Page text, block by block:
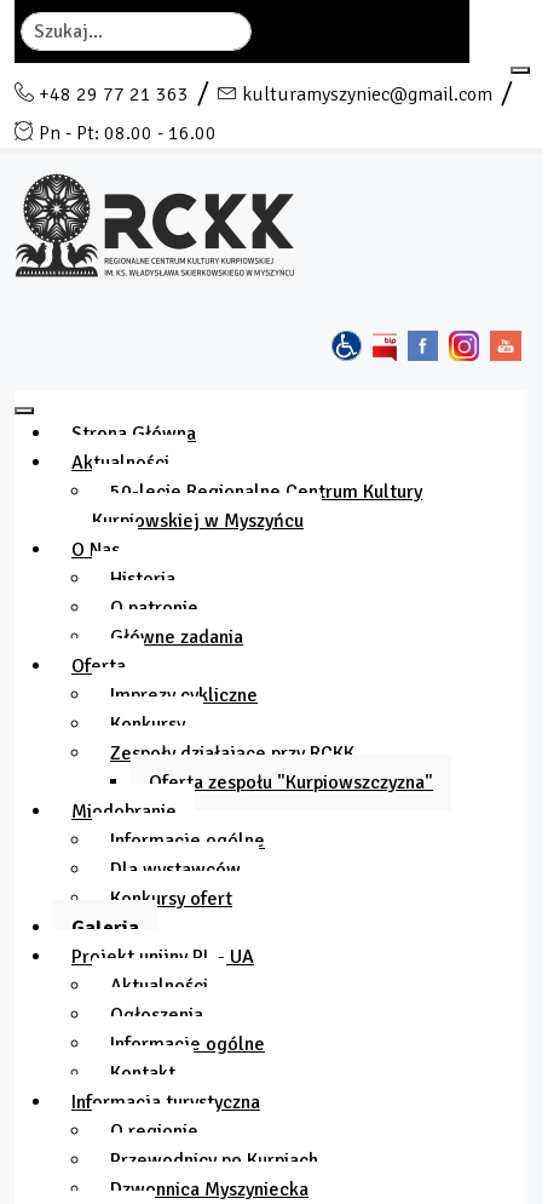
Szukaj
+48 29 77 21 363
kulturamyszyniec@gmail.com
Pn - Pt: 08.00 - 16.00
Strona Główna
Aktualności
50-lecie Regionalne Centrum Kultury
Kurpiowskiej w Myszyńcu
O Nas
Historia
O patronie
Główne zadania
Oferta
Imprezy cykliczne
Konkursy
Zespoły działające przy RCKK
Oferta zespołu "Kurpiowszczyzna"
Miodobranie
Informacje ogólne
Dla wystawców
Konkursy ofert
Galeria
Projekt unijny PL - UA
Aktualności
Ogłoszenia
Informacje ogólne
Kontakt
Informacja turystyczna
O regionie
Przewodnicy po Kurpiach
Dzwonnica Myszyniecka